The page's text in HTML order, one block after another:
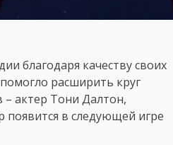
благодаря качеству своих
расширить круг
актер Тони Далтон,
появится в следующей игре